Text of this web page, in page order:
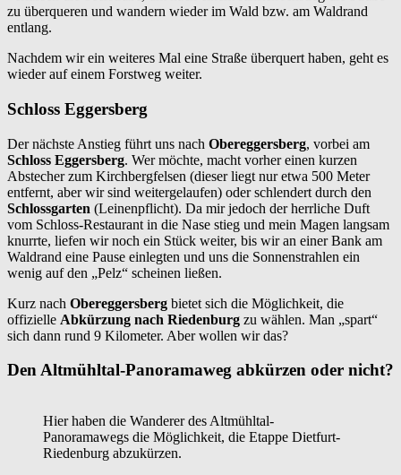
zu überqueren und wandern wieder im Wald bzw. am Waldrand
entlang.
Nachdem wir ein weiteres Mal eine Straße überquert haben, geht es
wieder auf einem Forstweg weiter.
Schloss Eggersberg
Der nächste Anstieg führt uns nach Obereggersberg, vorbei am
Schloss Eggersberg. Wer möchte, macht vorher einen kurzen
Abstecher zum Kirchbergfelsen (dieser liegt nur etwa 500 Meter
entfernt, aber wir sind weitergelaufen) oder schlendert durch den
Schlossgarten (Leinenpflicht). Da mir jedoch der herrliche Duft
vom Schloss-Restaurant in die Nase stieg und mein Magen langsam
knurrte, liefen wir noch ein Stück weiter, bis wir an einer Bank am
Waldrand eine Pause einlegten und uns die Sonnenstrahlen ein
wenig auf den „Pelz“ scheinen ließen.
Kurz nach Obereggersberg bietet sich die Möglichkeit, die
offizielle Abkürzung nach Riedenburg zu wählen. Man „spart“
sich dann rund 9 Kilometer. Aber wollen wir das?
Den Altmühltal-Panoramaweg abkürzen oder nicht?
Hier haben die Wanderer des Altmühltal-
Panoramawegs die Möglichkeit, die Etappe Dietfurt-
Riedenburg abzukürzen.